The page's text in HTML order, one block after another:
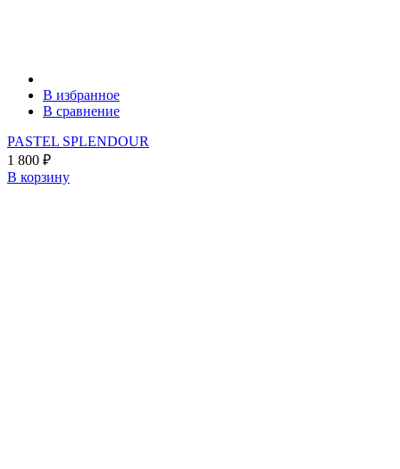
В избранное
В сравнение
PASTEL SPLENDOUR
1 800 ₽
В корзину